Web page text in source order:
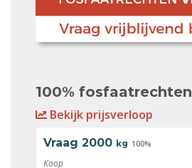
100% fosfaatrechten
Bekijk prijsverloop
Vraag 2000 kg 100%
Koop